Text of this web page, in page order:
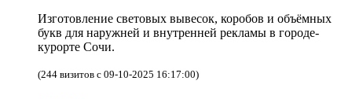
Изготовление световых вывесок, коробов и объёмных
букв для наружней и внутренней рекламы в городе-
курорте Сочи.
(244 визитов с 09-10-2025 16:17:00)